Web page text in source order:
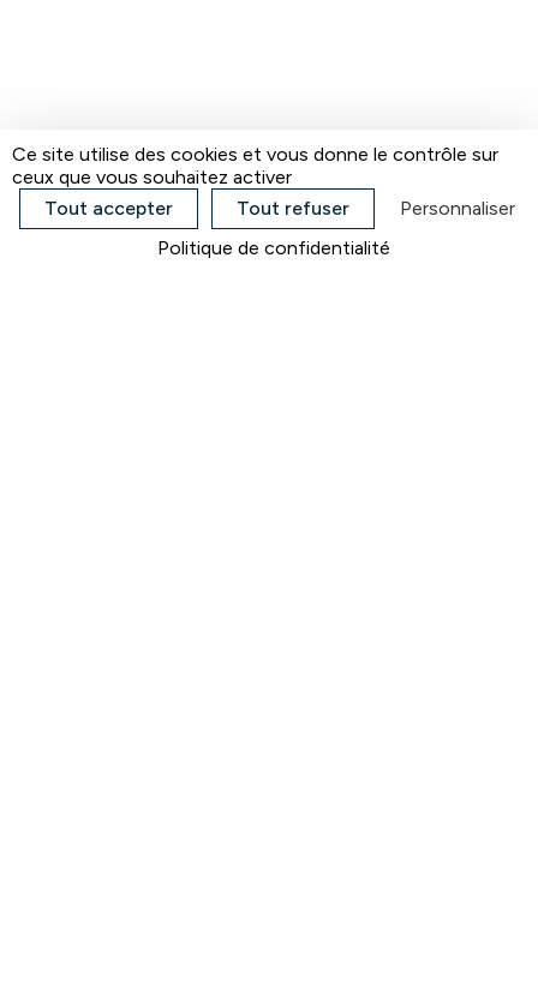
Ce site utilise des cookies et vous donne le contrôle sur
ceux que vous souhaitez activer
Tout accepter
Tout refuser
Personnaliser
Politique de confidentialité